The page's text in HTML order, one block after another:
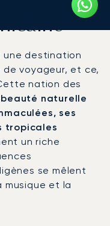
une destination
voyageur, et ce,
nation des
naturelle
ses
tropicales
un riche
se mêlent
musique et la